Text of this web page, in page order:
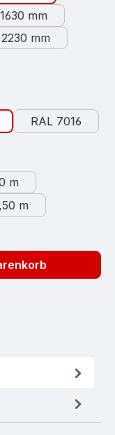
1630 mm
2230 mm
RAL 7016
m
m